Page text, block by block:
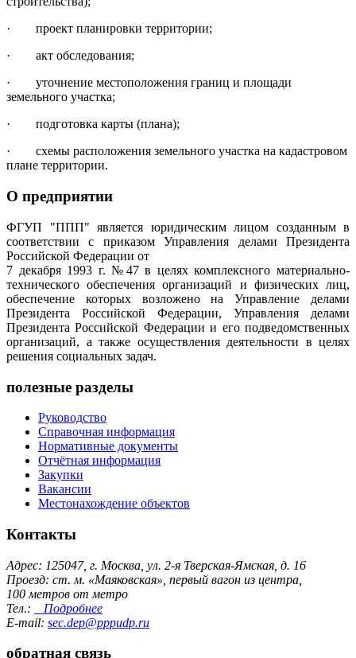
· проект планировки территории;
· акт обследования;
· уточнение местоположения границ и площади
земельного участка;
· подготовка карты (плана);
· схемы расположения земельного участка на кадастровом
плане территории.
О предприятии
ФГУП "ППП" является юридическим лицом созданным в
соответствии с приказом Управления делами Президента
Российской Федерации от
7 декабря 1993 г. №47 в целях комплексного материально-
технического обеспечения организаций и физических лиц,
обеспечение которых возложено на Управление делами
Президента Российской Федерации, Управления делами
Президента Российской Федерации и его подведомственных
организаций, а также осуществления деятельности в целях
решения социальных задач.
полезные разделы
Руководство
Справочная информация
Нормативные документы
Отчётная информация
Закупки
Вакансии
Местонахождение объектов
Контакты
Адрес: 125047, г. Москва, ул. 2-я Тверская-Ямская, д. 16
Проезд: ст. м. «Маяковская», первый вагон из центра,
100 метров от метро
Тел.:
Подробнее
E-mail: sec.dep@pppudp.ru
обратная связь